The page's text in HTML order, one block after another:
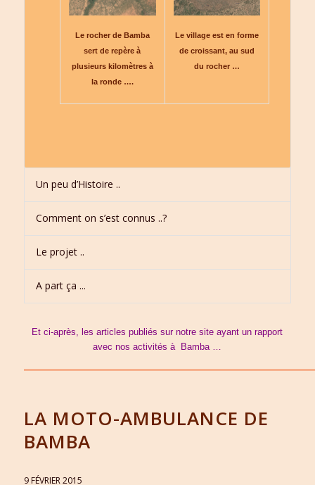
Le rocher de Bamba
sert de repère à
plusieurs kilomètres à
la ronde ….
Le village est en forme
de croissant, au sud
du rocher …
Un peu d’Histoire ..
Comment on s’est connus ..?
Le projet ..
A part ça ...
Et ci-après, les articles publiés sur notre site ayant un rapport
avec nos activités à Bamba …
LA MOTO-AMBULANCE DE
BAMBA
9 FÉVRIER 2015